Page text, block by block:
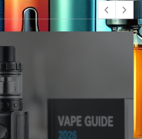
i
o
n